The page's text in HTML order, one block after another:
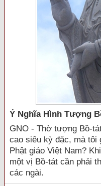
Ý Nghĩa Hình Tượng
GNO - Thờ tượng Bồ-
cao siêu kỳ đặc, mà tôi
Phật giáo Việt Nam?
một vị Bồ-tát cần phải
các ngài.